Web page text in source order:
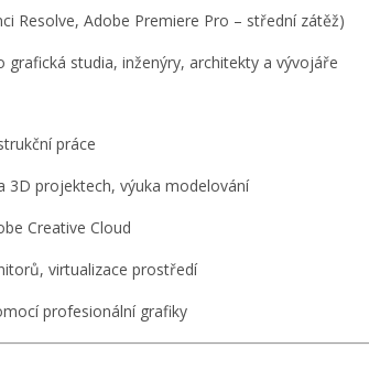
Resolve, Adobe Premiere Pro – střední zátěž)
grafická studia, inženýry, architekty a vývojáře
práce
3D projektech, výuka modelování
Creative Cloud
virtualizace prostředí
profesionální grafiky